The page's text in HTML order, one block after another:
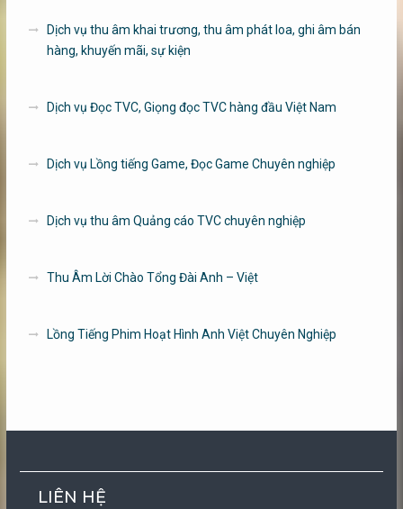
Dịch vụ thu âm khai trương, thu âm phát loa, ghi âm bán
hàng, khuyến mãi, sự kiện
Dịch vụ Đọc TVC, Giọng đọc TVC hàng đầu Việt Nam
Dịch vụ Lồng tiếng Game, Đọc Game Chuyên nghiệp
Dịch vụ thu âm Quảng cáo TVC chuyên nghiệp
Thu Âm Lời Chào Tổng Đài Anh – Việt
Lồng Tiếng Phim Hoạt Hình Anh Việt Chuyên Nghiệp
LIÊN HỆ